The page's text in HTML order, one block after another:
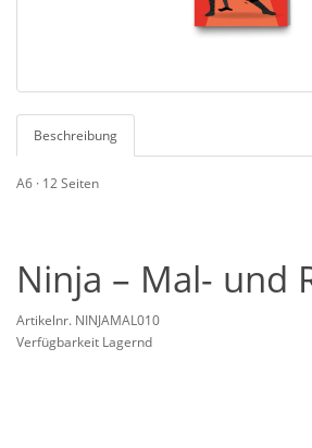
Beschreibung
A6 · 12 Seiten
Ninja – Mal- und
Artikelnr. NINJAMAL010
Verfügbarkeit Lagernd